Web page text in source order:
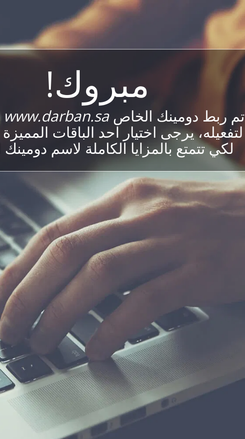
مبروك!
تم ربط دومينك الخاصwww.darban.sa
لتفعيله، يرجى اختيار احد الباقات المميزة
لكي تتمتع بالمزايا الكاملة لاسم